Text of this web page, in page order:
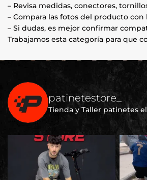
– Revisa medidas, conectores,
– Compara las fotos del producto
– Si dudas, es mejor confirmar
Trabajamos esta categoría para que
patinetestore_
Tienda y Taller patinetes